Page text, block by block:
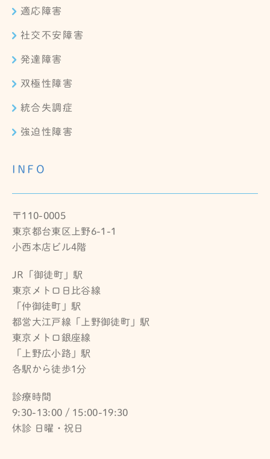
適応障害
社交不安障害
発達障害
双極性障害
統合失調症
強迫性障害
INFO
〒110-0005
東京都台東区上野6-1-1
小西本店ビル4階
JR「御徒町」駅
東京メトロ日比谷線
「仲御徒町」駅
都営大江戸線「上野御徒町」駅
東京メトロ銀座線
「上野広小路」駅
各駅から徒歩1分
診療時間
9:30-13:00 / 15:00-19:30
休診 日曜・祝日